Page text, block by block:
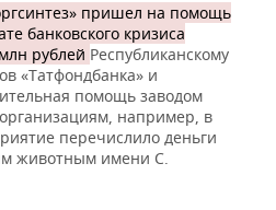
пришел на помощь
банковского кризиса
рублей Республиканскому
«Татфондбанка» и
помощь заводом
например, в
перечислило деньги
животным имени С.